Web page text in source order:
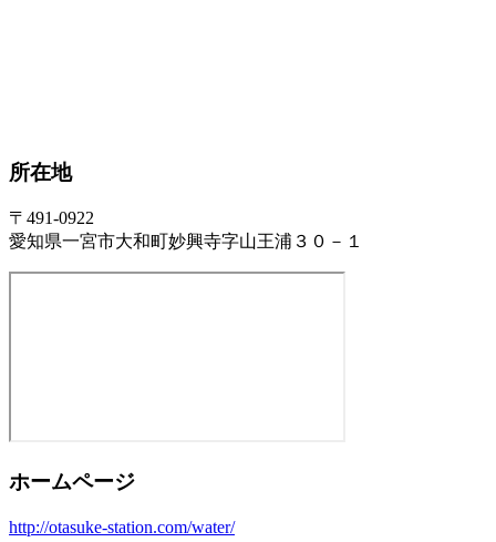
所在地
〒491-0922
愛知県一宮市大和町妙興寺字山王浦３０－１
ホームページ
http://otasuke-station.com/water/